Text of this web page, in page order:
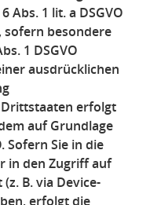
Abs. 1 lit. a DSGVO
sofern besondere
1 DSGVO
ausdrücklichen
erfolgt
auf Grundlage
Sofern Sie in die
in den Zugriff auf
B. via Device-
erfolgt die